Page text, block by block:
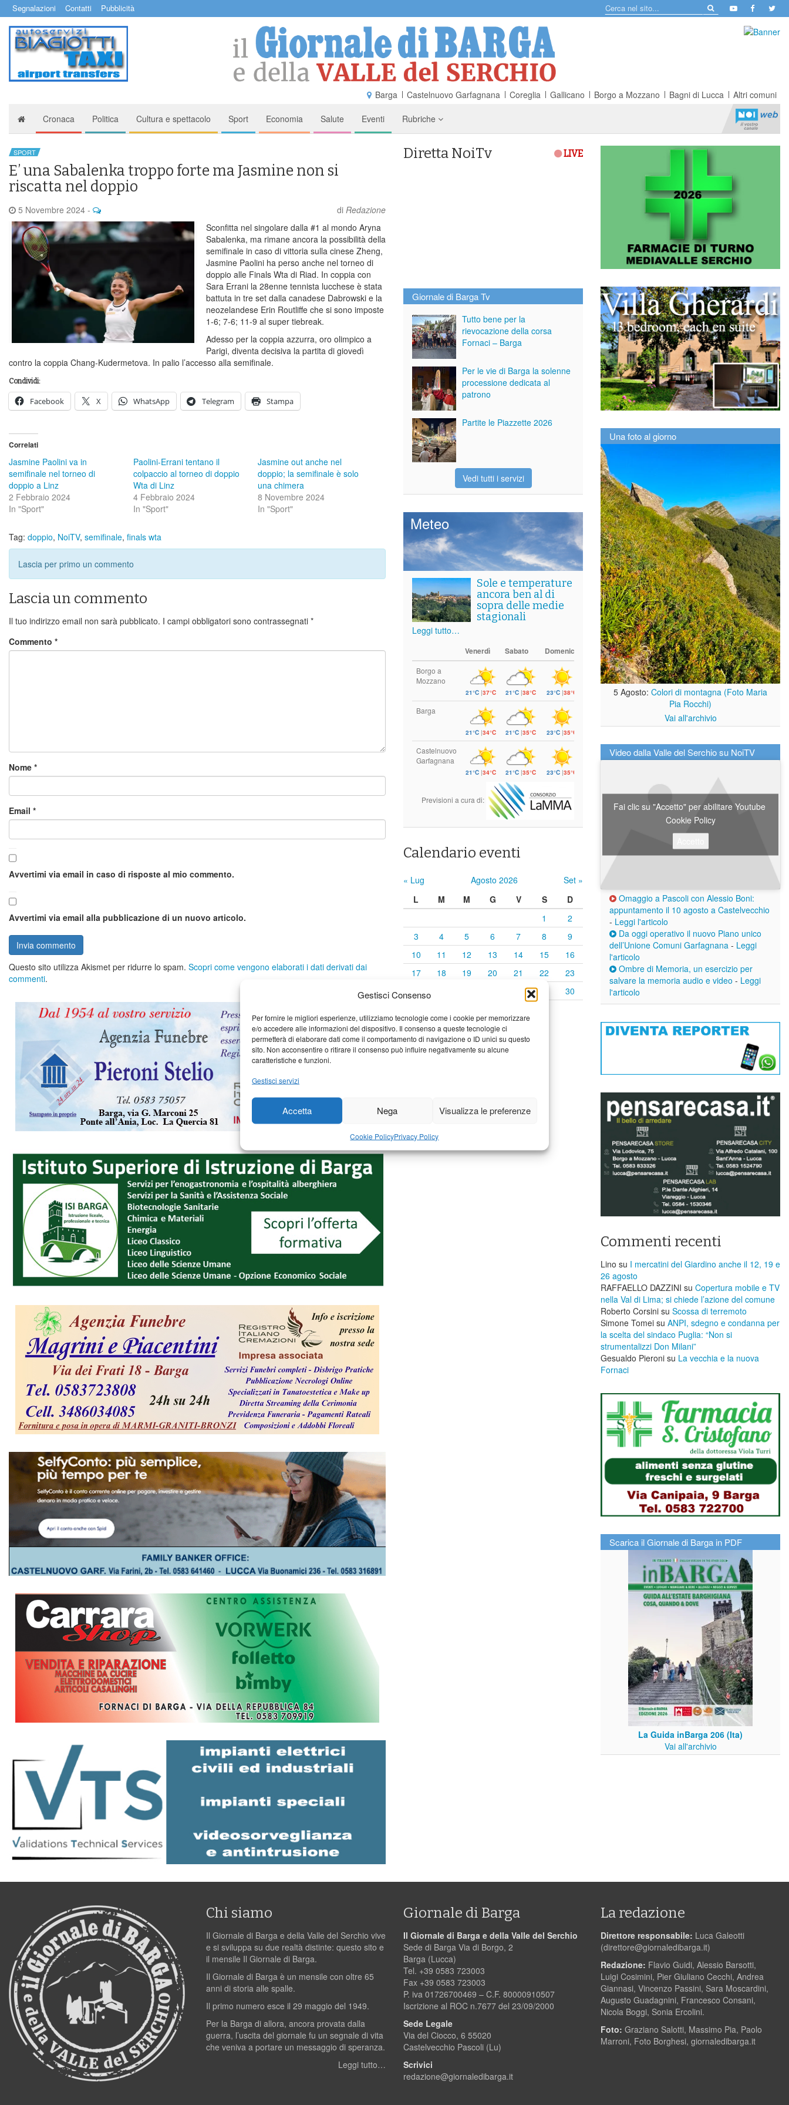
Gestisci Consenso
Per fornire le migliori esperienze, utilizziamo tecnologie come i cookie per memorizzare
e/o accedere alle informazioni del dispositivo. Il consenso a queste tecnologie ci
permetterà di elaborare dati come il comportamento di navigazione o ID unici su questo
sito. Non acconsentire o ritirare il consenso può influire negativamente su alcune
caratteristiche e funzioni.
Gestisci servizi
Accetta Nega Visualizza le preferenze
Cookie PolicyPrivacy Policy
Segnalazioni Contatti Pubblicità
Barga Castelnuovo Garfagnana Coreglia Gallicano Borgo a Mozzano Bagni di Lucca Altri comuni
Cronaca Politica Cultura e spettacolo Sport Economia Salute Eventi Rubriche
SPORT
E’ una Sabalenka troppo forte ma Jasmine non si
riscatta nel doppio
5 Novembre 2024 - di Redazione
Sconfitta nel singolare dalla #1 al mondo Aryna
Sabalenka, ma rimane ancora la possibilità della
semifinale in caso di vittoria sulla cinese Zheng,
Jasmine Paolini ha perso anche nel torneo di
doppio alle Finals Wta di Riad. In coppia con
Sara Errani la 28enne tennista lucchese è stata
battuta in tre set dalla canadese Dabrowski e la
neozelandese Erin Routliffe che si sono imposte
1-6; 7-6; 11-9 al super tiebreak.
Adesso per la coppia azzurra, oro olimpico a
Parigi, diventa decisiva la partita di giovedì
contro la coppia Chang-Kudermetova. In palio l’accesso alla semifinale.
Condividi:
Facebook X WhatsApp Telegram Stampa
Correlati
Jasmine Paolini va in
semifinale nel torneo di
doppio a Linz
2 Febbraio 2024
In "Sport"
Paolini-Errani tentano il
colpaccio al torneo di doppio
Wta di Linz
4 Febbraio 2024
In "Sport"
Jasmine out anche nel
doppio; la semifinale è solo
una chimera
8 Novembre 2024
In "Sport"
Tag: doppio, NoiTV, semifinale, finals wta
Lascia per primo un commento
Lascia un commento
Il tuo indirizzo email non sarà pubblicato. I campi obbligatori sono contrassegnati *
Commento *
Nome *
Email *
Avvertimi via email in caso di risposte al mio commento.
Avvertimi via email alla pubblicazione di un nuovo articolo.
Questo sito utilizza Akismet per ridurre lo spam. Scopri come vengono elaborati i dati derivati dai
commenti.
Diretta NoiTv LIVE
Giornale di Barga Tv
Tutto bene per la
rievocazione della corsa
Fornaci – Barga
Per le vie di Barga la solenne
processione dedicata al
patrono
Partite le Piazzette 2026
Vedi tutti i servizi
Meteo
Sole e temperature
ancora ben al di
sopra delle medie
stagionali
Leggi tutto…
Venerdì Sabato Domenica
Borgo a
Mozzano
21°C |37°C 21°C |38°C 23°C |38°C
Barga
21°C |34°C 21°C |35°C 23°C |35°C
Castelnuovo
Garfagnana
21°C |34°C 21°C |35°C 23°C |35°C
Previsioni a cura di:
Calendario eventi
« Lug Agosto 2026
Set »
L
M M G V S
D
1
2
3
4 5 6 7 8
9
10
11 12 13 14 15
16
17
18 19 20 21 22
23
30
Una foto al giorno
5 Agosto: Colori di montagna (Foto Maria
Pia Rocchi)
Vai all'archivio
Video dalla Valle del Serchio su NoiTV
Fai clic su "Accetto" per abilitare Youtube
Cookie Policy
Omaggio a Pascoli con Alessio Boni:
appuntamento il 10 agosto a Castelvecchio
- Leggi l'articolo
Da oggi operativo il nuovo Piano unico
dell’Unione Comuni Garfagnana - Leggi
l'articolo
Ombre di Memoria, un esercizio per
salvare la memoria audio e video - Leggi
l'articolo
Commenti recenti
Lino su I mercatini del Giardino anche il 12, 19 e
26 agosto
RAFFAELLO DAZZINI su ​Copertura mobile e TV
nella Val di Lima; si chiede l’azione del comune
Roberto Corsini su Scossa di terremoto
Simone Tomei su ANPI, sdegno e condanna per
la scelta del sindaco Puglia: “Non si
strumentalizzi Don Milani”
Gesualdo Pieroni su La vecchia e la nuova
Fornaci
Scarica il Giornale di Barga in PDF
La Guida inBarga 206 (Ita)
Vai all'archivio
Chi siamo
Il Giornale di Barga e della Valle del Serchio vive
e si sviluppa su due realtà distinte: questo sito e
il mensile Il Giornale di Barga.
Il Giornale di Barga è un mensile con oltre 65
anni di storia alle spalle.
Il primo numero esce il 29 maggio del 1949.
Per la Barga di allora, ancora provata dalla
guerra, l’uscita del giornale fu un segnale di vita
che veniva a portare un messaggio di speranza.
Leggi tutto…
Giornale di Barga
Il Giornale di Barga e della Valle del Serchio
Sede di Barga Via di Borgo, 2
Barga (Lucca)
Tel. +39 0583 723003
Fax +39 0583 723003
P. iva 01726700469 – C.F. 80000910507
Iscrizione al ROC n.7677 del 23/09/2000
Sede Legale
Via del Ciocco, 6 55020
Castelvecchio Pascoli (Lu)
Scrivici
redazione@giornaledibarga.it
La redazione
Direttore responsabile: Luca Galeotti
(direttore@giornaledibarga.it)
Redazione: Flavio Guidi, Alessio Barsotti,
Luigi Cosimini, Pier Giuliano Cecchi, Andrea
Giannasi, Vincenzo Passini, Sara Moscardini,
Augusto Guadagnini, Francesco Consani,
Nicola Boggi, Sonia Ercolini.
Foto: Graziano Salotti, Massimo Pia, Paolo
Marroni, Foto Borghesi, giornaledibarga.it